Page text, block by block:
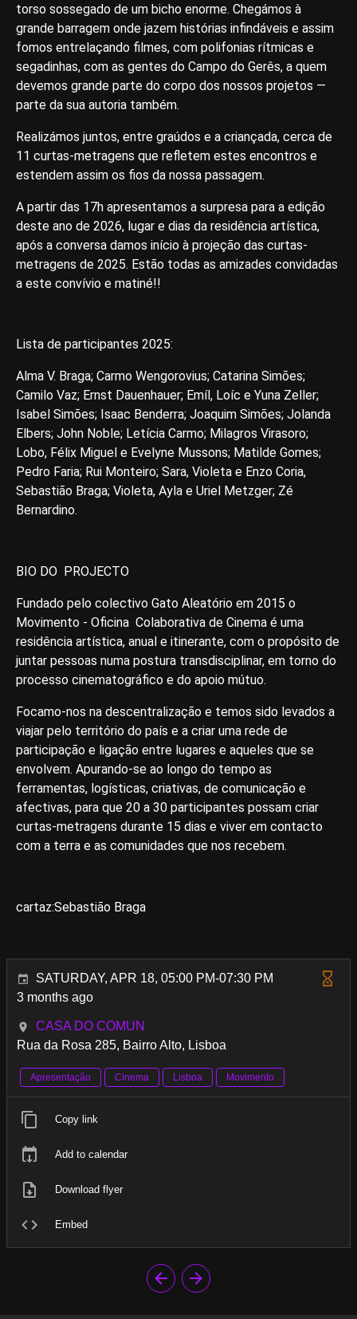
torso sossegado de um bicho enorme. Chegámos à
grande barragem onde jazem histórias infindáveis e assim
fomos entrelaçando filmes, com polifonias rítmicas e
segadinhas, com as gentes do Campo do Gerês, a quem
devemos grande parte do corpo dos nossos projetos —
parte da sua autoria também.
Realizámos juntos, entre graúdos e a criançada, cerca de
11 curtas-metragens que refletem estes encontros e
estendem assim os fios da nossa passagem.
A partir das 17h apresentamos a surpresa para a edição
deste ano de 2026, lugar e dias da residência artística,
após a conversa damos início à projeção das curtas-
metragens de 2025. Estão todas as amizades convidadas
a este convívio e matiné!!
Lista de participantes 2025:
Alma V. Braga; Carmo Wengorovius; Catarina Simões;
Camilo Vaz; Ernst Dauenhauer; Emíl, Loíc e Yuna Zeller;
Isabel Simões; Isaac Benderra; Joaquim Simões; Jolanda
Elbers; John Noble; Letícia Carmo; Milagros Virasoro;
Lobo, Félix Miguel e Evelyne Mussons; Matilde Gomes;
Pedro Faria; Rui Monteiro; Sara, Violeta e Enzo Coria,
Sebastião Braga; Violeta, Ayla e Uriel Metzger; Zé
Bernardino.
BIO DO PROJECTO
Fundado pelo colectivo Gato Aleatório em 2015 o
Movimento - Oficina Colaborativa de Cinema é uma
residência artística, anual e itinerante, com o propósito de
juntar pessoas numa postura transdisciplinar, em torno do
processo cinematográfico e do apoio mútuo.
Focamo-nos na descentralização e temos sido levados a
viajar pelo território do país e a criar uma rede de
participação e ligação entre lugares e aqueles que se
envolvem. Apurando-se ao longo do tempo as
ferramentas, logísticas, criativas, de comunicação e
afectivas, para que 20 a 30 participantes possam criar
curtas-metragens durante 15 dias e viver em contacto
com a terra e as comunidades que nos recebem.
cartaz:Sebastião Braga
SATURDAY, APR 18, 05:00 PM-07:30 PM
3 months ago
CASA DO COMUN
Rua da Rosa 285, Bairro Alto, Lisboa
Apresentação Cinema Lisboa Movimento
Copy link
Add to calendar
Download flyer
Embed